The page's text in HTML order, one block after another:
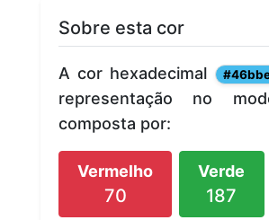
Sobre esta cor
A cor hexadecimal
representação no
composta por:
Vermelho
70
Verde
187